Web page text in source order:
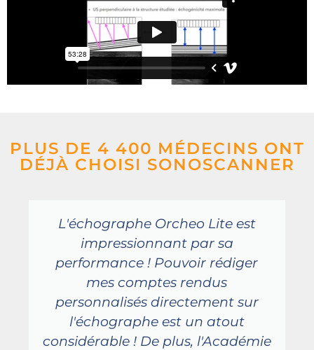
PLUS DE 4 400 MÉDECINS ONT
DÉJÀ CHOISI SONOSCANNER
L'échographe Orcheo Lite est
impressionnant par sa
performance ! Pouvoir rédiger
mes comptes rendus
personnalisés directement sur
l'échographe est un atout
considérable ! De plus, l'Académie